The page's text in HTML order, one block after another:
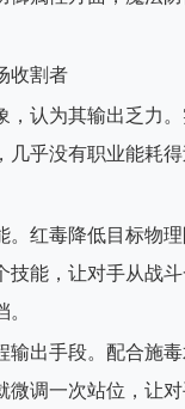
收割者
，认为其输出乏力
乎没有职业能耗
。红毒降低目标物
技能，让对手从战
输出手段。配合施
微调一次站位，让